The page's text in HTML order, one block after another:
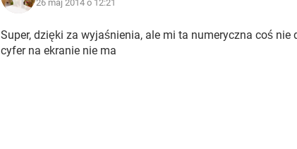
26 maj 2014 o 12:21
Super, dzięki za wyjaśnienia, ale mi ta numeryczna coś nie
cyfer na ekranie nie ma